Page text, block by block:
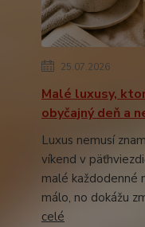
25.07.2026
Malé luxusy,
obyčajný deň a
Luxus nemusí
víkend v
malé každodenné
málo, no dokážu
celé